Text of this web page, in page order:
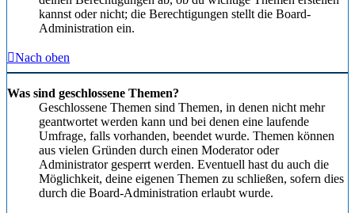
kannst oder nicht; die Berechtigungen stellt die Board-
Administration ein.
Nach oben
Was sind geschlossene Themen?
Geschlossene Themen sind Themen, in denen nicht mehr
geantwortet werden kann und bei denen eine laufende
Umfrage, falls vorhanden, beendet wurde. Themen können
aus vielen Gründen durch einen Moderator oder
Administrator gesperrt werden. Eventuell hast du auch die
Möglichkeit, deine eigenen Themen zu schließen, sofern dies
durch die Board-Administration erlaubt wurde.